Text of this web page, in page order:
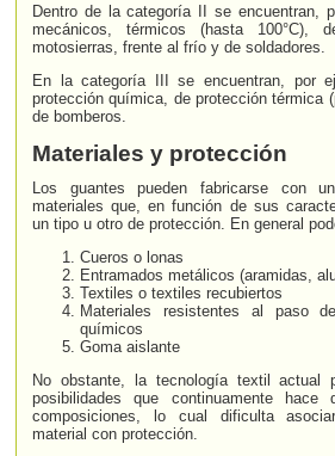
Dentro de la categoría II se encuentran,
mecánicos, térmicos (hasta 100°C),
motosierras, frente al frío y de soldadores.
En la categoría III se encuentran, por
protección química, de protección térmica
de bomberos.
Materiales y protección
Los guantes pueden fabricarse con
materiales que, en función de sus
un tipo u otro de protección. En general
Cueros o lonas
Entramados metálicos (aramidas,
Textiles o textiles recubiertos
Materiales resistentes al paso
químicos
Goma aislante
No obstante, la tecnología textil actual
posibilidades que continuamente hace
composiciones, lo cual dificulta
material con protección.